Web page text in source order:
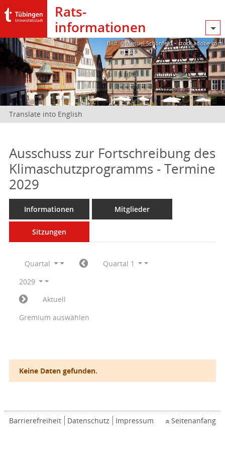
Rats­
informationen
Bild: @Manuel Schönfeld – stock.adobe.com
Translate into English
Ausschuss zur Fortschreibung des
Klimaschutzprogramms - Termine
2029
Informationen Mitglieder
Sitzungen
Quartal
Quartal 1
2029
Aktuell
Gremium auswählen
Keine Daten gefunden.
Barrierefreiheit Datenschutz Impressum Seitenanfang